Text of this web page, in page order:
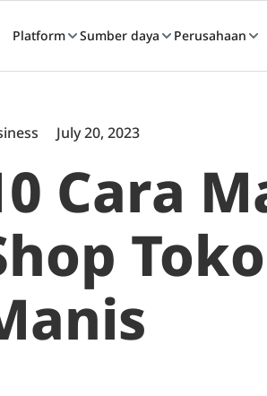
Platform Sumber daya Perusahaan
July 20, 2023
Cara